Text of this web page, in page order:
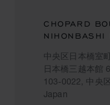
CHOPARD
NIHONBASHI
中央区日本橋室
日本橋三越本館
103-0022, 中央
Japan